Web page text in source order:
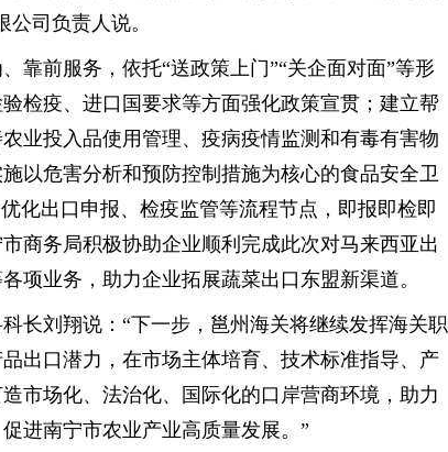
司负责人说。
靠前服务，依托“送政策上门”“关企面对面”等形
检疫、进口国要求等方面强化政策宣贯；建立帮
业投入品使用管理、疫病疫情监测和有毒有害物
以危害分析和预防控制措施为核心的食品安全卫
化出口申报、检疫监管等流程节点，即报即检即
商务局积极协助企业顺利完成此次对马来西亚出
项业务，助力企业拓展蔬菜出口东盟新渠道。
长刘翔说：“下一步，邕州海关将继续发挥海关职
出口潜力，在市场主体培育、技术标准指导、产
市场化、法治化、国际化的口岸营商环境，助力
进南宁市农业产业高质量发展。”